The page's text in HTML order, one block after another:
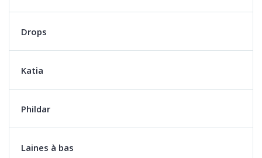
Drops
Katia
Phildar
Laines à bas